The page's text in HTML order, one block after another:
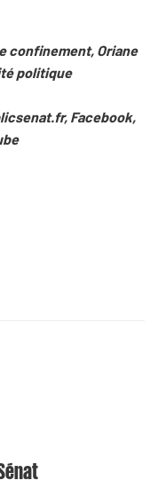
confinement, Oriane
politique
Facebook,